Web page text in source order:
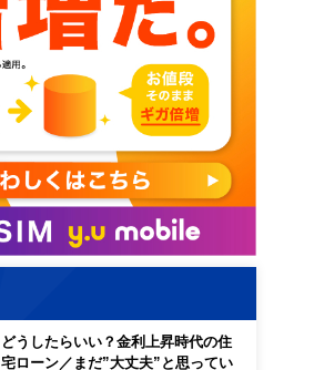
どうしたらいい？金利上昇時代の住
宅ローン／まだ”大丈夫”と思ってい